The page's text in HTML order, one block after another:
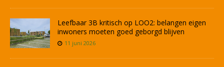
Leefbaar 3B kritisch op LOO2: belangen eigen
inwoners moeten goed geborgd blijven
11 juni 2026